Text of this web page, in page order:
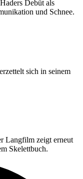
Debüt als
und Schnee.
sich in seinem
Langfilm zeigt erneut
Skelettbuch.